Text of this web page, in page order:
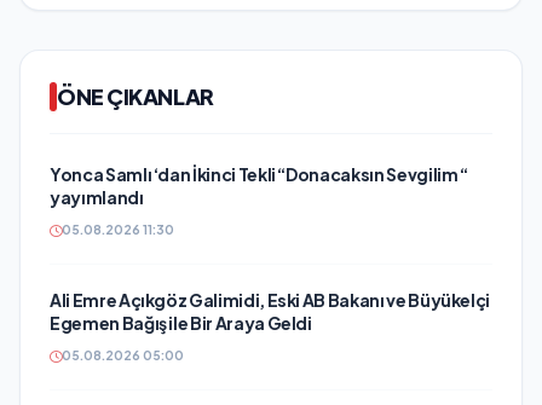
ÖNE ÇIKANLAR
Yonca Samlı ‘dan İkinci Tekli “Donacaksın Sevgilim “
yayımlandı
05.08.2026 11:30
Ali Emre Açıkgöz Galimidi, Eski AB Bakanı ve Büyükelçi
Egemen Bağış ile Bir Araya Geldi
05.08.2026 05:00